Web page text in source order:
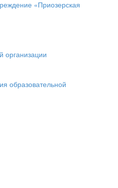
организации
образовательной